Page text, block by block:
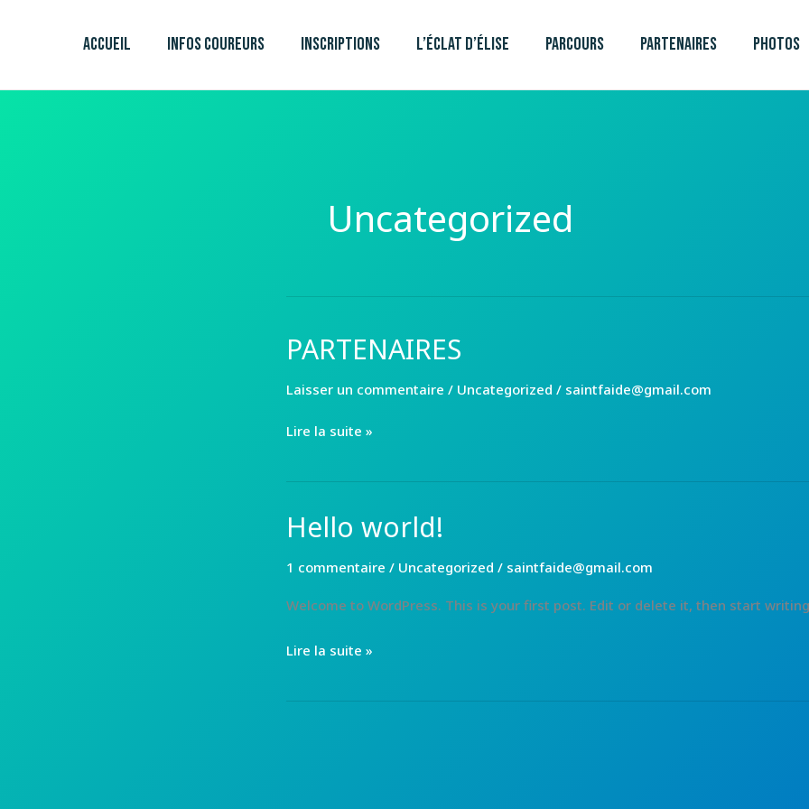
ACCUEIL INFOS COUREURS INSCRIPTIONS L’ÉCLAT D’ÉLISE PARCOURS PARTENAIRES PHOTOS
Uncategorized
PARTENAIRES
Laisser un commentaire / Uncategorized / saintfaide@gmail.com
PARTENAIRES
Lire la suite »
Hello world!
1 commentaire / Uncategorized / saintfaide@gmail.com
Welcome to WordPress. This is your first post. Edit or delete it, then start
Hello
Lire la suite »